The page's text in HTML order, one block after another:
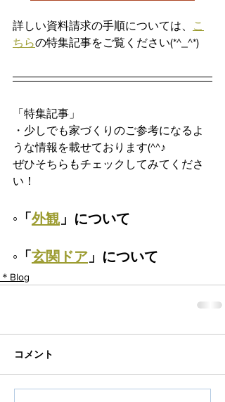
詳しい資料請求の手順については、
こ
ちらの特集記事をご覧ください(*^_^*)
「特集記事」
・少しでも家づくりのご参考になるよ
うな情報を載せております(^^♪
ぜひそちらもチェックしてみてくださ
い！
◦「 外観」について
◦「 玄関ドア 」について
＊Blog
コメント